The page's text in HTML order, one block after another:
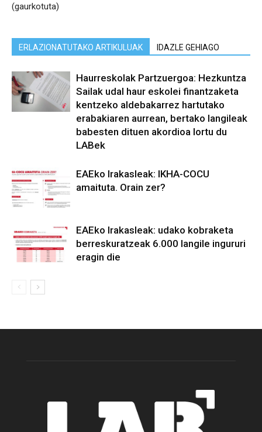
(gaurkotuta)
ERLAZIONATUTAKO ARTIKULUAK IDAZLE GEHIAGO
Haurreskolak Partzuergoa: Hezkuntza
Sailak udal haur eskolei finantzaketa
kentzeko aldebakarrez hartutako
erabakiaren aurrean, bertako langileak
babesten dituen akordioa lortu du
LABek
EAEko Irakasleak: IKHA-COCU
amaituta. Orain zer?
EAEko Irakasleak: udako kobraketa
berreskuratzeak 6.000 langile ingururi
eragin die